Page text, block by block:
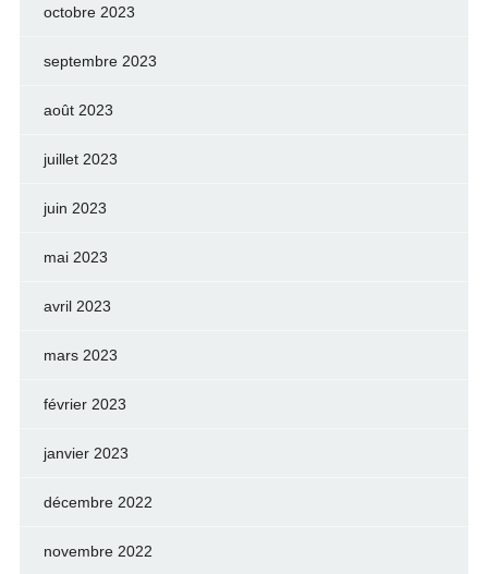
octobre 2023
septembre 2023
août 2023
juillet 2023
juin 2023
mai 2023
avril 2023
mars 2023
février 2023
janvier 2023
décembre 2022
novembre 2022